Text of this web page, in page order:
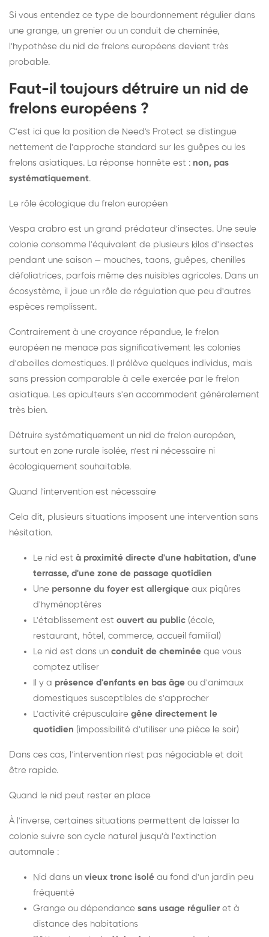
Si vous entendez ce type de bourdonnement régulier dans
une grange, un grenier ou un conduit de cheminée,
l'hypothèse du nid de frelons européens devient très
probable.
Faut-il toujours détruire un nid de
frelons européens ?
C'est ici que la position de Need's Protect se distingue
nettement de l'approche standard sur les guêpes ou les
frelons asiatiques. La réponse honnête est : non, pas
systématiquement.
Le rôle écologique du frelon européen
Vespa crabro est un grand prédateur d'insectes. Une seule
colonie consomme l'équivalent de plusieurs kilos d'insectes
pendant une saison — mouches, taons, guêpes, chenilles
défoliatrices, parfois même des nuisibles agricoles. Dans un
écosystème, il joue un rôle de régulation que peu d'autres
espèces remplissent.
Contrairement à une croyance répandue, le frelon
européen ne menace pas significativement les colonies
d'abeilles domestiques. Il prélève quelques individus, mais
sans pression comparable à celle exercée par le frelon
asiatique. Les apiculteurs s'en accommodent généralement
très bien.
Détruire systématiquement un nid de frelon européen,
surtout en zone rurale isolée, n'est ni nécessaire ni
écologiquement souhaitable.
Quand l'intervention est nécessaire
Cela dit, plusieurs situations imposent une intervention sans
hésitation.
Le nid est à proximité directe d'une habitation, d'une
terrasse, d'une zone de passage quotidien
Une personne du foyer est allergique aux piqûres
d'hyménoptères
L'établissement est ouvert au public (école,
restaurant, hôtel, commerce, accueil familial)
Le nid est dans un conduit de cheminée que vous
comptez utiliser
Il y a présence d'enfants en bas âge ou d'animaux
domestiques susceptibles de s'approcher
L'activité crépusculaire gêne directement le
quotidien (impossibilité d'utiliser une pièce le soir)
Dans ces cas, l'intervention n'est pas négociable et doit
être rapide.
Quand le nid peut rester en place
À l'inverse, certaines situations permettent de laisser la
colonie suivre son cycle naturel jusqu'à l'extinction
automnale :
Nid dans un vieux tronc isolé au fond d'un jardin peu
fréquenté
Grange ou dépendance sans usage régulier et à
distance des habitations